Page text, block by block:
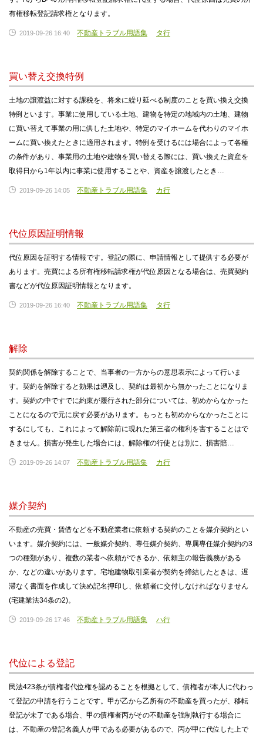
有権移転登記請求権となります。
2019-09-26 16:40 不動産トラブル用語集 タ行
買い替え交換特例
土地の譲渡益に対する課税を、将来に繰り延べる制度のことを買い換え交換
特例といます。事業に使用している土地、建物を特定の地域内の土地、建物
に買い替えて事業の用に供した土地や、特定のマイホームを代わりのマイホ
ームに買い換えたときに適用されます。特例を受けるには場合によって各種
の条件があり、事業用の土地や建物を買い替える際には、買い換えた資産を
取得日から1年以内に事業に使用することや、資産を譲渡したとき…
2019-09-26 14:05 不動産トラブル用語集 カ行
代位原因証明情報
代位原因を証明する情報です。登記の際に、申請情報として提供する必要が
あります。売買による所有権移転請求権が代位原因となる場合は、売買契約
書などが代位原因証明情報となります。
2019-09-26 16:40 不動産トラブル用語集 タ行
解除
契約関係を解除することで、当事者の一方からの意思表示によって行いま
す。契約を解除すると効果は遡及し、契約は最初から無かったことになりま
す。契約の中ですでに約束が履行された部分については、初めからなかった
ことになるので元に戻す必要があります。もっとも初めからなかったことに
するにしても、これによって解除前に現れた第三者の権利を害することはで
きません。損害が発生した場合には、解除権の行使とは別に、損害賠…
2019-09-26 14:07 不動産トラブル用語集 カ行
媒介契約
不動産の売買・賃借などを不動産業者に依頼する契約のことを媒介契約とい
います。媒介契約には、一般媒介契約、専任媒介契約、専属専任媒介契約の3
つの種類があり、複数の業者へ依頼ができるか、依頼主の報告義務がある
か、などの違いがあります。宅地建物取引業者が契約を締結したときは、遅
滞なく書面を作成して決め記名押印し、依頼者に交付しなければなりません
(宅建業法34条の2)。
2019-09-26 17:46 不動産トラブル用語集 ハ行
代位による登記
民法423条が債権者代位権を認めることを根拠として、債権者が本人に代わっ
て登記の申請を行うことです。甲が乙から乙所有の不動産を買ったが、移転
登記が未了である場合、甲の債権者丙がその不動産を強制執行する場合に
は、不動産の登記名義人が甲である必要があるので、丙が甲に代位した上で